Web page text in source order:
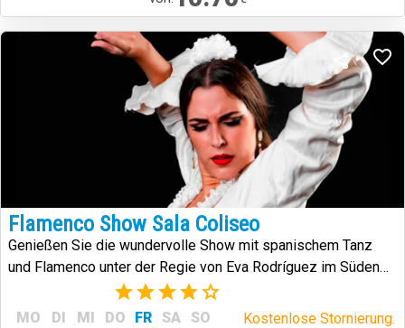
Flamenco Show Sala Coliseo
Genießen Sie die wundervolle Show mit spanischem Tanz
und Flamenco unter der Regie von Eva Rodríguez im Süden
(1)
MO DI MI DO FR SA SO Kostenlose Stornierung.